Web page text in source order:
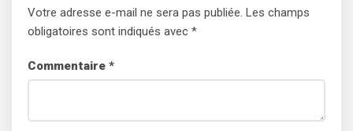
Votre adresse e-mail ne sera pas publiée. Les champs
obligatoires sont indiqués avec *
Commentaire *